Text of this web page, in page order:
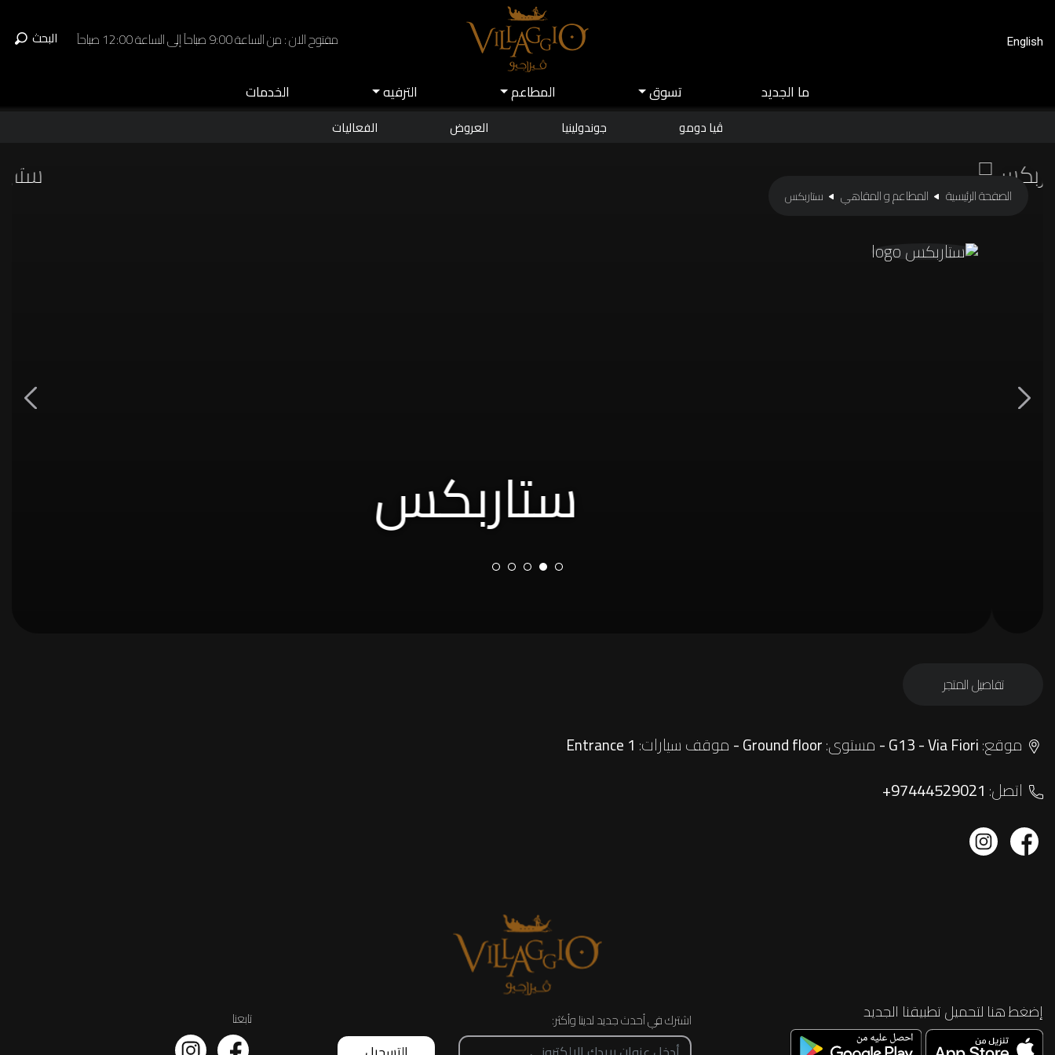
English مفتوح الان : من الساعة 9:00 صباحاً إلى الساعة 12:00 صباحاً البحث
ﻣﺎ اﻟﺠﺪﻳﺪ تسوق اﻟﻤﻄﺎﻋﻢ اﻟﺘﺮﻓﻴﻪ الخدمات
ڤيا دومو جوندولينيا العروض الفعاليات
الصفحة الرئيسية المطاعم و المقاهي ستاربكس
ستاربكس
تفاصيل المتجر
موقع: مستوى: موقف سيارات:
اتصل: +97444529021
إضغط هنا لتحميل تطبيقنا الجديد اشترك في أحدث جديد لدينا وأكثر: تابعنا